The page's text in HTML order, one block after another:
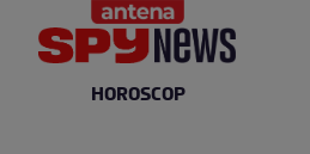
HOROSCOP